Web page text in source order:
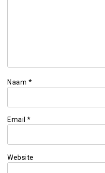
Naam *
Email *
Website